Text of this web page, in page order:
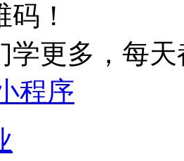
！
学更多，每
程序